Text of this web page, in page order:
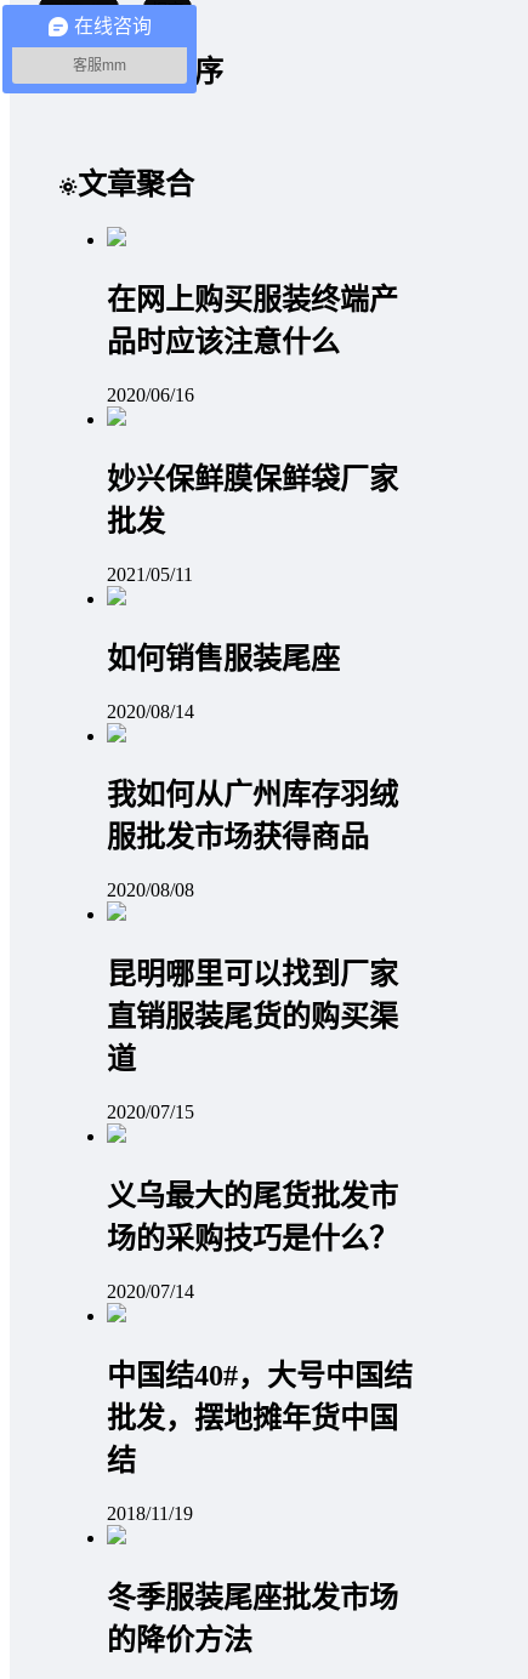
取消回复 提交
微信小程序
文章聚合
在网上购买服装终端产
品时应该注意什么
2020/06/16
妙兴保鲜膜保鲜袋厂家
批发
2021/05/11
如何销售服装尾座
2020/08/14
我如何从广州库存羽绒
服批发市场获得商品
2020/08/08
昆明哪里可以找到厂家
直销服装尾货的购买渠
道
2020/07/15
义乌最大的尾货批发市
场的采购技巧是什么？
2020/07/14
中国结40#，大号中国结
批发，摆地摊年货中国
结
2018/11/19
冬季服装尾座批发市场
的降价方法
在线咨询
客服mm